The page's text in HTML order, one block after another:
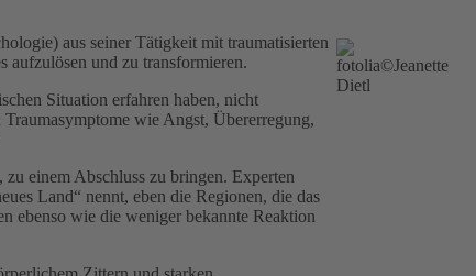
aus seiner Tätigkeit mit traumatisierten
aufzulösen und zu transformieren.
Situation erfahren haben, nicht
wie Angst, Übererregung,
zu einem Abschluss zu bringen. Experten
Land“ nennt, eben die Regionen, die das
ebenso wie die weniger bekannte Reaktion